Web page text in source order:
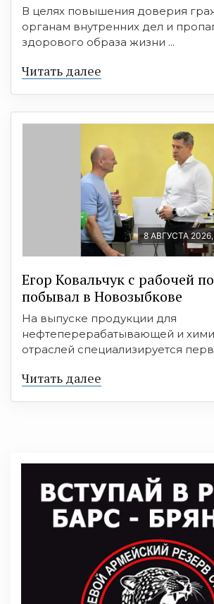
В целях повышения доверия
органам внутренних дел и
здорового образа жизни ...
Читать далее
8 АВГУСТА 2026,
Егор Ковальчук с рабочей
побывал в Новозыбкове
На выпуске продукции для
нефтеперерабатывающей и
отраслей специализируется
Читать далее